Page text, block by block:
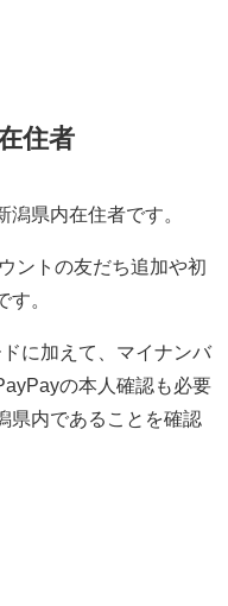
住者
県内在住者です。
ントの友だち追加や初
す。
に加えて、マイナンバ
の本人確認も必要
県内であることを確認